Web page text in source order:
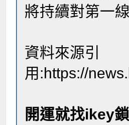
將持續對第一
資料來源引
用:https://
開運就找ikey